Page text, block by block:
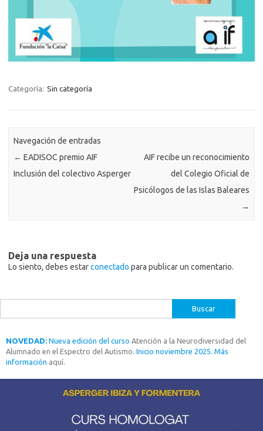
Categoría: Sin categoría
Navegación de entradas
← EADISOC premio AIF
Inclusión del colectivo Asperger
AIF recibe un reconocimiento
del Colegio Oficial de
Psicólogos de las Islas Baleares
→
Deja una respuesta
Lo siento, debes estarconectado para publicar un comentario.
NOVEDAD: Nueva edición del curso Atención a la Neurodiversidad del
Alumnado en el Espectro del Autismo . Inicio noviembre 2025. Más
información aquí.